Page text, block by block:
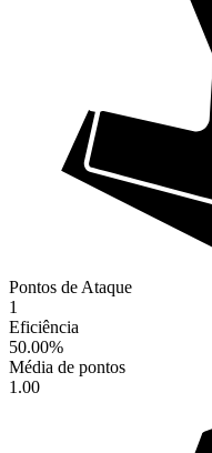
Pontos de Ataque
1
Eficiência
50.00%
Média de pontos
1.00